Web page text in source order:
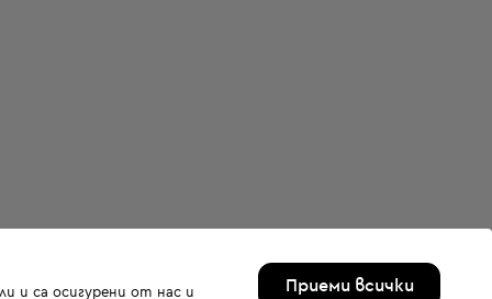
и са осигурени от нас и Приеми всички